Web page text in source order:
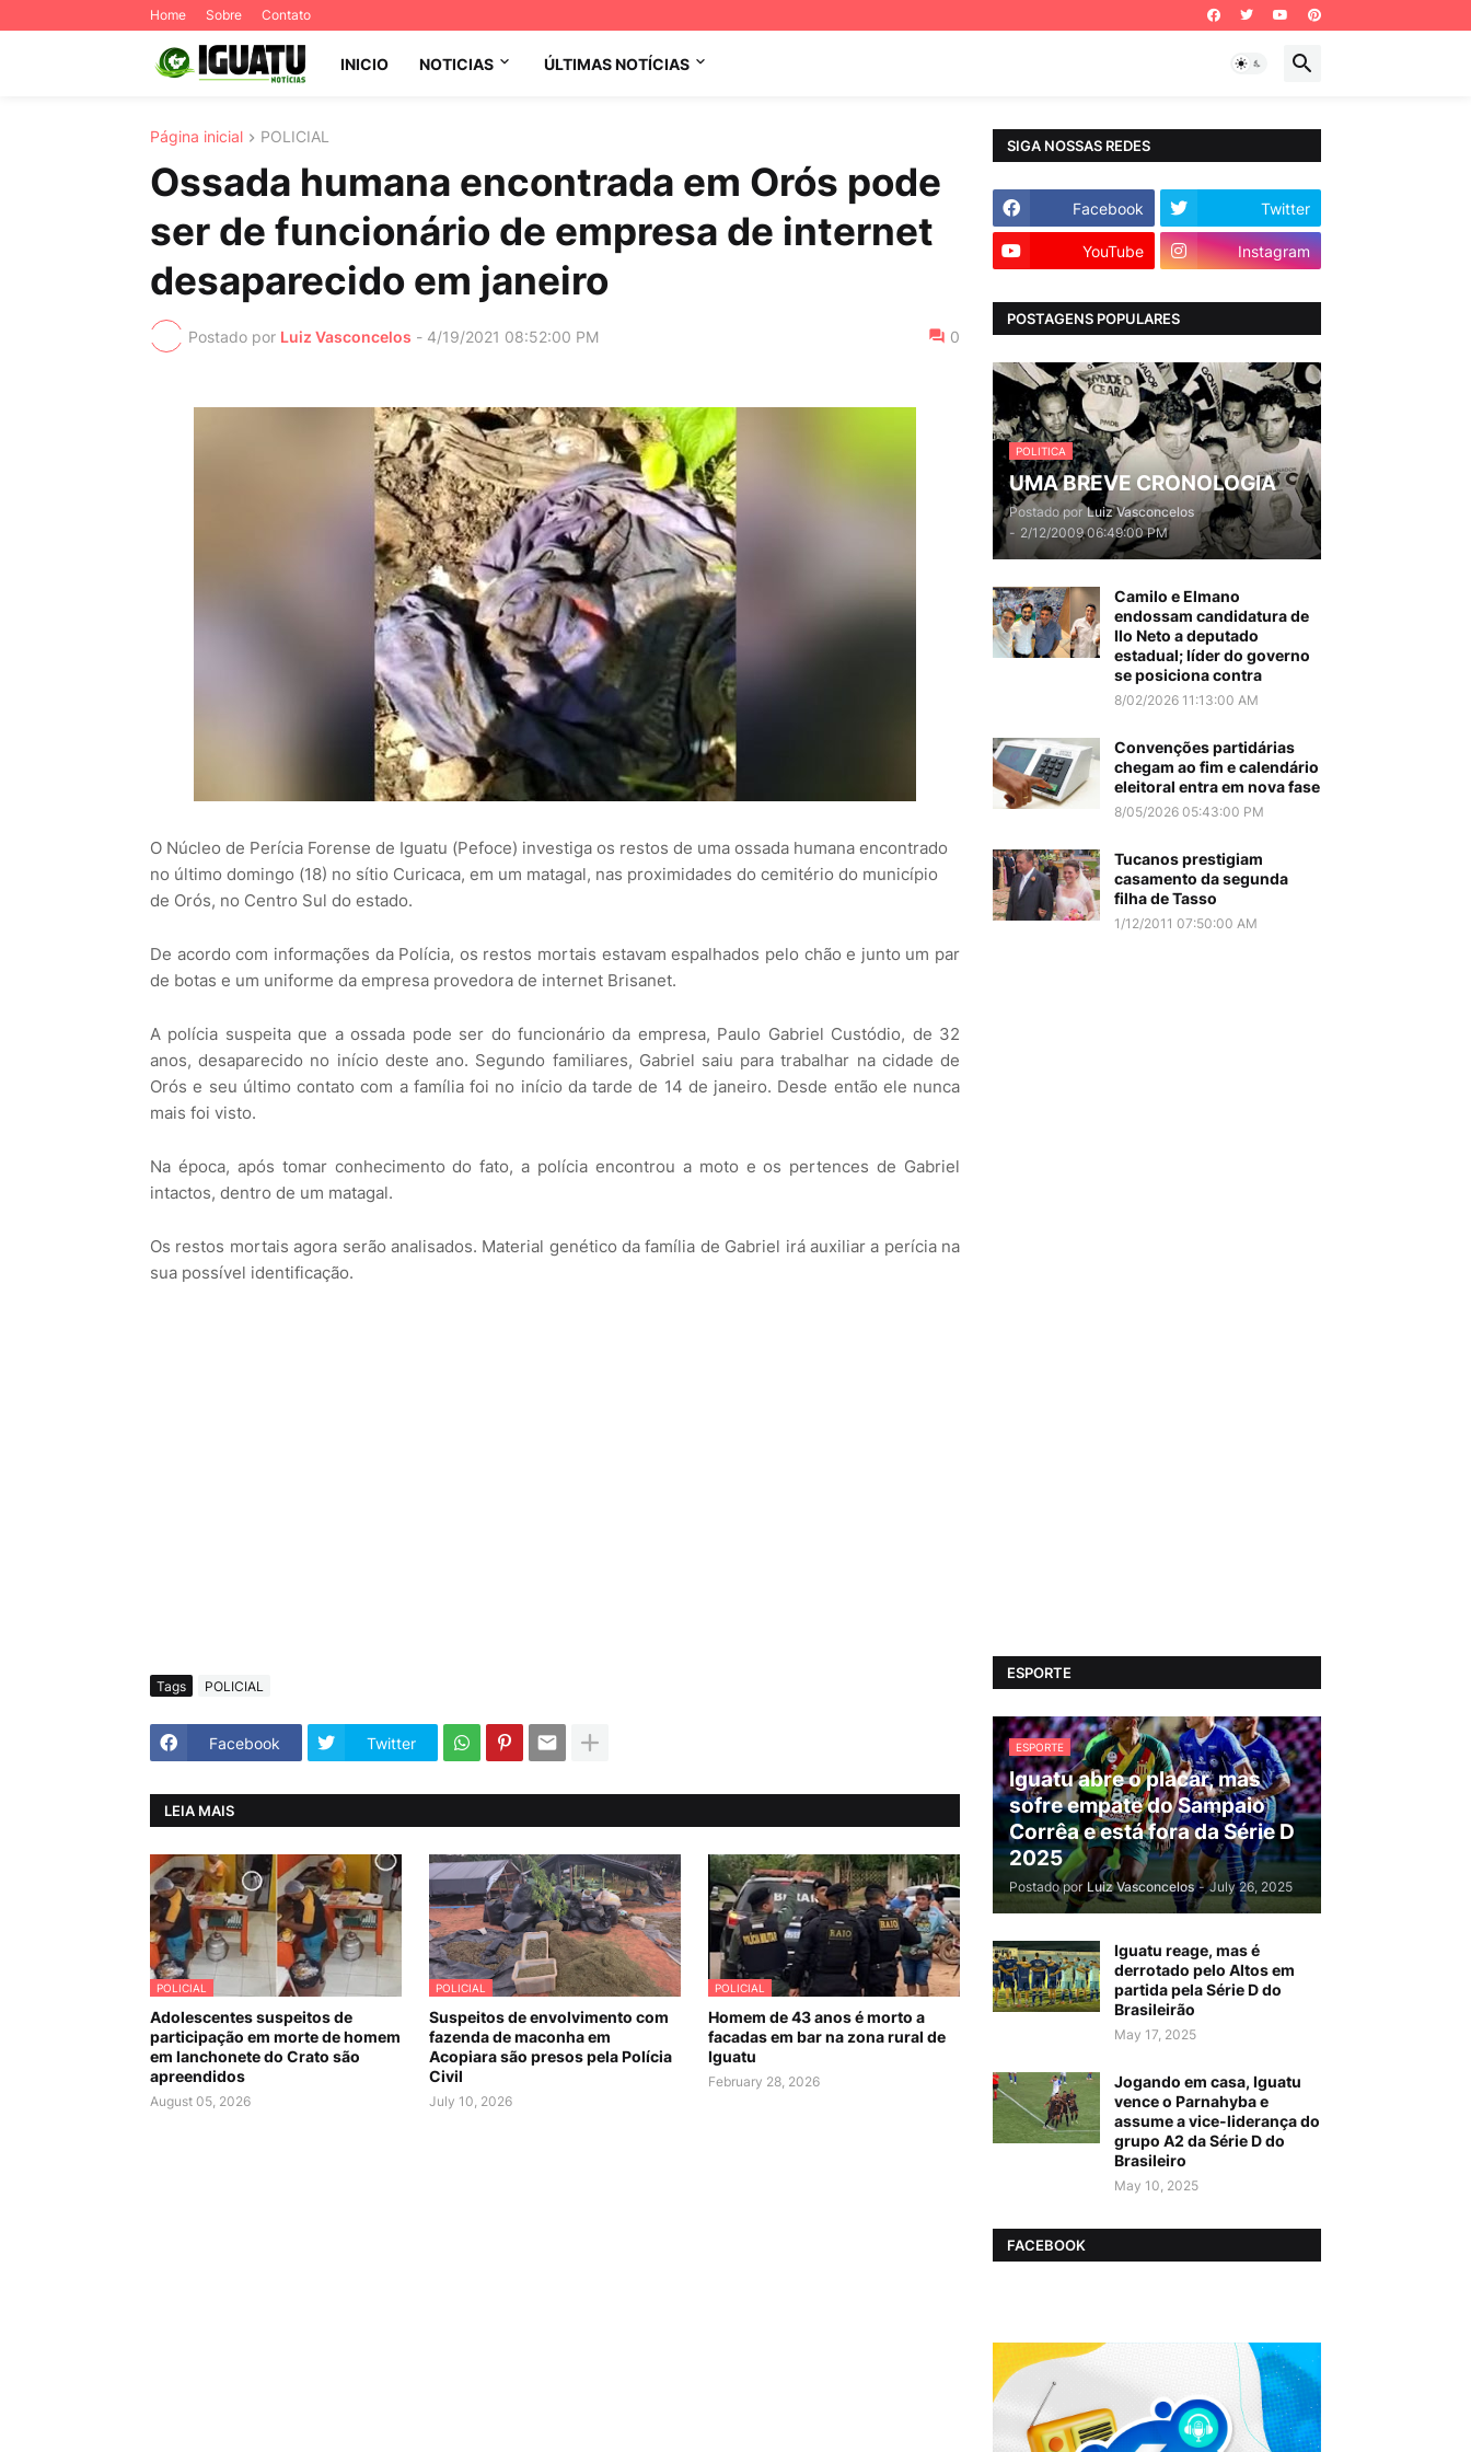
Home Sobre Contato
INICIO NOTICIAS ÚLTIMAS NOTÍCIAS
Página inicial POLICIAL
Ossada humana encontrada em Orós pode
ser de funcionário de empresa de internet
desaparecido em janeiro
Postado por Luiz Vasconcelos - 4/19/2021 08:52:00 PM 0
O Núcleo de Perícia Forense de Iguatu (Pefoce) investiga os restos de uma ossada humana encontrado
no último domingo (18) no sítio Curicaca, em um matagal, nas proximidades do cemitério do município
de Orós, no Centro Sul do estado.
De acordo com informações da Polícia, os restos mortais estavam espalhados pelo chão e junto um par
de botas e um uniforme da empresa provedora de internet Brisanet.
A polícia suspeita que a ossada pode ser do funcionário da empresa, Paulo Gabriel Custódio, de 32
anos, desaparecido no início deste ano. Segundo familiares, Gabriel saiu para trabalhar na cidade de
Orós e seu último contato com a família foi no início da tarde de 14 de janeiro. Desde então ele nunca
mais foi visto.
Na época, após tomar conhecimento do fato, a polícia encontrou a moto e os pertences de Gabriel
intactos, dentro de um matagal.
Os restos mortais agora serão analisados. Material genético da família de Gabriel irá auxiliar a perícia na
sua possível identificação.
Tags POLICIAL
Facebook Twitter
LEIA MAIS
POLICIAL
Adolescentes suspeitos de
participação em morte de homem
em lanchonete do Crato são
apreendidos
August 05, 2026
POLICIAL
Suspeitos de envolvimento com
fazenda de maconha em
Acopiara são presos pela Polícia
Civil
July 10, 2026
POLICIAL
Homem de 43 anos é morto a
facadas em bar na zona rural de
Iguatu
February 28, 2026
SIGA NOSSAS REDES
Facebook Twitter
YouTube Instagram
POSTAGENS POPULARES
POLITICA
UMA BREVE CRONOLOGIA
Postado por Luiz Vasconcelos
- 2/12/2009 06:49:00 PM
Camilo e Elmano
endossam candidatura de
Ilo Neto a deputado
estadual; líder do governo
se posiciona contra
8/02/2026 11:13:00 AM
Convenções partidárias
chegam ao fim e calendário
eleitoral entra em nova fase
8/05/2026 05:43:00 PM
Tucanos prestigiam
casamento da segunda
filha de Tasso
1/12/2011 07:50:00 AM
ESPORTE
ESPORTE
Iguatu abre o placar, mas
sofre empate do Sampaio
Corrêa e está fora da Série D
2025
Postado por Luiz Vasconcelos - July 26, 2025
Iguatu reage, mas é
derrotado pelo Altos em
partida pela Série D do
Brasileirão
May 17, 2025
Jogando em casa, Iguatu
vence o Parnahyba e
assume a vice-liderança do
grupo A2 da Série D do
Brasileiro
May 10, 2025
FACEBOOK